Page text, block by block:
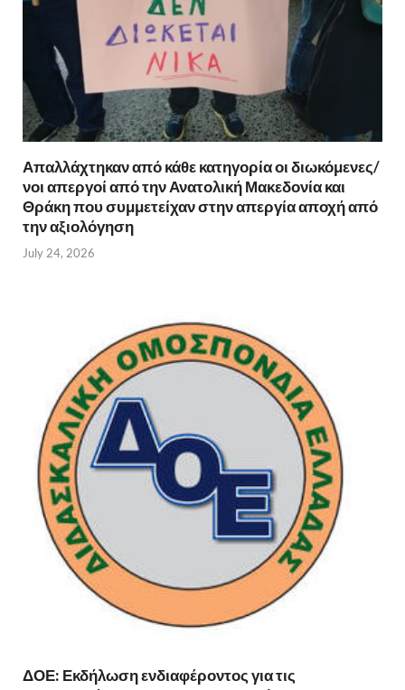
Απαλλάχτηκαν από κάθε κατηγορία οι διωκόμενες/
νοι απεργοί από την Ανατολική Μακεδονία και
Θράκη που συμμετείχαν στην απεργία αποχή από
την αξιολόγηση
July 24, 2026
ΔΟΕ: Εκδήλωση ενδιαφέροντος για τις